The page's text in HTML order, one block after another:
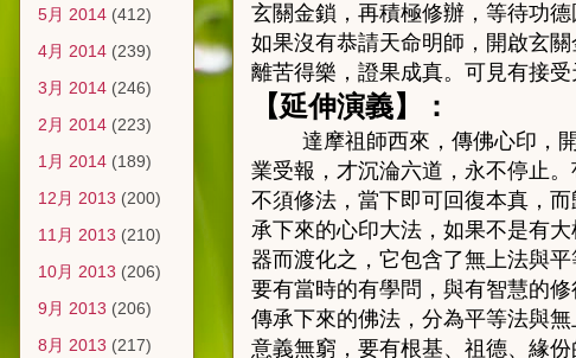
玄關金鎖，再積極修辦，等待功
如果沒有恭請天命明師，開啟玄
離苦得樂，證果成真。可見有接
【延伸演義】 ：
達摩祖師西來，傳佛心印，
業受報，才沉淪六道，永不停止
不須修法，當下即可回復本真，
承下來的心印大法，如果不是有
器而渡化之，它包含了無上法與
要有當時的有學問，與有智慧的
傳承下來的佛法，分為平等法與
意義無窮，要有根基、祖德、緣
5月 2014 (412)
4月 2014 (239)
3月 2014 (246)
2月 2014 (223)
1月 2014 (189)
12月 2013 (200)
11月 2013 (210)
10月 2013 (206)
9月 2013 (206)
8月 2013 (217)